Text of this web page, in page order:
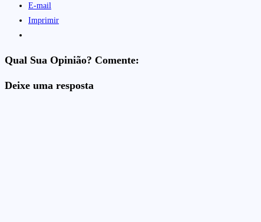
E-mail
Imprimir
Qual Sua Opinião? Comente:
Deixe uma resposta